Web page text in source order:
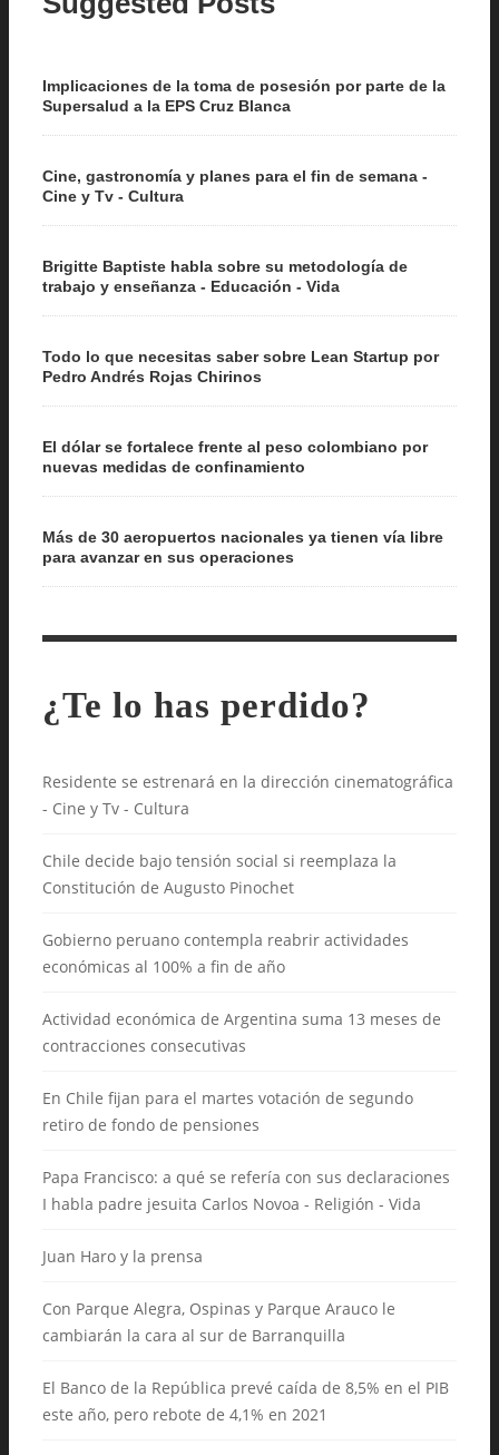
Implicaciones de la toma de posesión por parte de la
Supersalud a la EPS Cruz Blanca
Cine, gastronomía y planes para el fin de semana -
Cine y Tv - Cultura
Brigitte Baptiste habla sobre su metodología de
trabajo y enseñanza - Educación - Vida
Todo lo que necesitas saber sobre Lean Startup por
Pedro Andrés Rojas Chirinos
El dólar se fortalece frente al peso colombiano por
nuevas medidas de confinamiento
Más de 30 aeropuertos nacionales ya tienen vía libre
para avanzar en sus operaciones
¿Te lo has perdido?
Residente se estrenará en la dirección cinematográfica
- Cine y Tv - Cultura
Chile decide bajo tensión social si reemplaza la
Constitución de Augusto Pinochet
Gobierno peruano contempla reabrir actividades
económicas al 100% a fin de año
Actividad económica de Argentina suma 13 meses de
contracciones consecutivas
En Chile fijan para el martes votación de segundo
retiro de fondo de pensiones
Papa Francisco: a qué se refería con sus declaraciones
I habla padre jesuita Carlos Novoa - Religión - Vida
Juan Haro y la prensa
Con Parque Alegra, Ospinas y Parque Arauco le
cambiarán la cara al sur de Barranquilla
El Banco de la República prevé caída de 8,5% en el PIB
este año, pero rebote de 4,1% en 2021